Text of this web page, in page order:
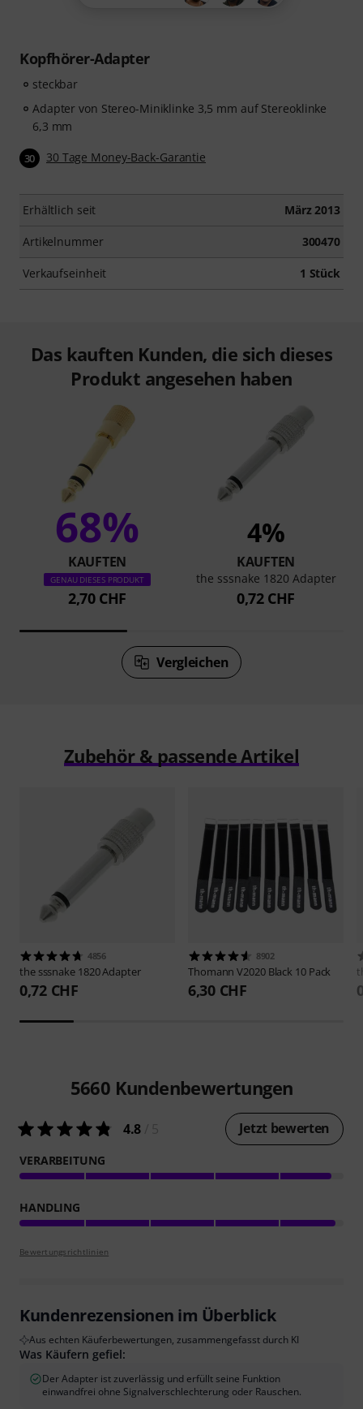
Kopfhörer-Adapter
steckbar
Adapter von Stereo-Miniklinke 3,5 mm auf Stereoklinke
6,3 mm
30 30 Tage Money-Back-Garantie
Erhältlich seit März 2013
Artikelnummer 300470
Verkaufseinheit 1 Stück
Das kauften Kunden, die sich dieses
Produkt angesehen haben
68%
KAUFTEN
GENAU DIESES PRODUKT
2,70 CHF
4%
KAUFTEN
the sssnake 1820 Adapter
0,72 CHF
Vergleichen
Zubehör & passende Artikel
4856
the sssnake 1820 Adapter
0,72 CHF
8902
ThomannV2020 Black 10 Pack
6,30 CHF
5660 Kundenbewertungen
4.8 Jetzt bewerten
VERARBEITUNG
HANDLING
Bewertungsrichtlinien
Kundenrezensionen im Überblick
Aus echten Käuferbewertungen, zusammengefasst durch KI
Was Käufern gefiel:
Der Adapter ist zuverlässig und erfüllt seine Funktion
einwandfrei ohne Signalverschlechterung oder Rauschen.